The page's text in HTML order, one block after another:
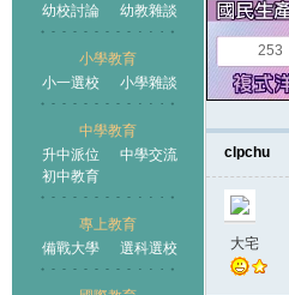
幼校討論
幼教雜談
小學教育
小一選校
小學雜談
中學教育
升中派位
中學交流
初中教育
專上教育
備戰大學
選科選校
王國
253
clpchu
大宅